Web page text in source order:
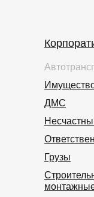
ДМС
Грузы